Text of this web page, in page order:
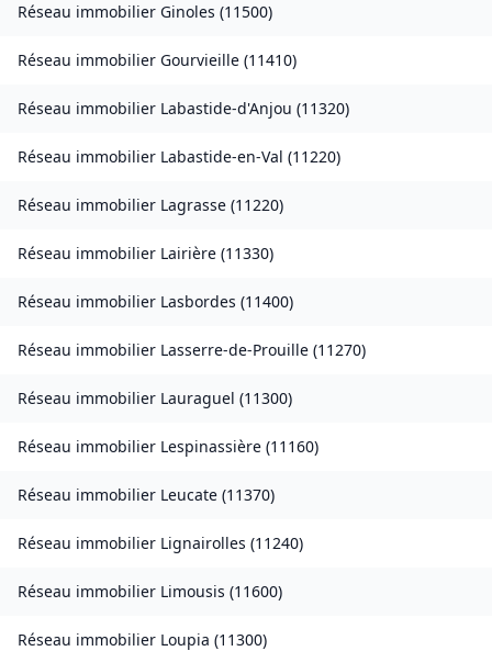
Réseau immobilier Ginoles (11500)
Réseau immobilier Gourvieille (11410)
Réseau immobilier Labastide-d'Anjou (11320)
Réseau immobilier Labastide-en-Val (11220)
Réseau immobilier Lagrasse (11220)
Réseau immobilier Lairière (11330)
Réseau immobilier Lasbordes (11400)
Réseau immobilier Lasserre-de-Prouille (11270)
Réseau immobilier Lauraguel (11300)
Réseau immobilier Lespinassière (11160)
Réseau immobilier Leucate (11370)
Réseau immobilier Lignairolles (11240)
Réseau immobilier Limousis (11600)
Réseau immobilier Loupia (11300)